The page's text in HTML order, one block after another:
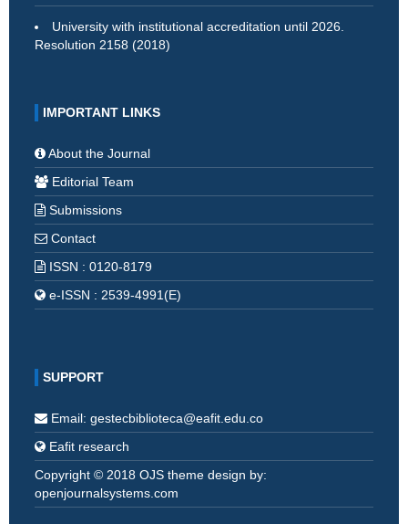
University with institutional accreditation until 2026.
Resolution 2158 (2018)
IMPORTANT LINKS
About the Journal
Editorial Team
Submissions
Contact
ISSN : 0120-8179
e-ISSN : 2539-4991(E)
SUPPORT
Email: gestecbiblioteca@eafit.edu.co
Eafit research
Copyright © 2018 OJS theme design by:
openjournalsystems.com